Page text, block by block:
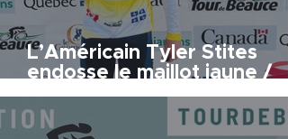
L’Américain Tyler Stites
endosse le maillot jaune /
American Tyler Stites takes
the yellow jersey